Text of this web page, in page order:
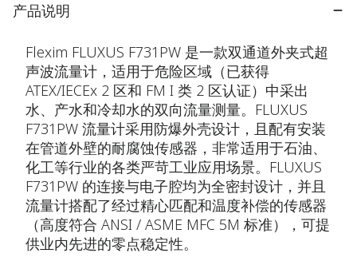
产品说明
Flexim FLUXUS F731PW 是一款双通道外夹式超
声波流量计，适用于危险区域（已获得
ATEX/IECEx 2 区和 FM I 类 2 区认证）中采出
水、产水和冷却水的双向流量测量。FLUXUS
F731PW 流量计采用防爆外壳设计，且配有安装
在管道外壁的耐腐蚀传感器，非常适用于石油、
化工等行业的各类严苛工业应用场景。FLUXUS
F731PW 的连接与电子腔均为全密封设计，并且
流量计搭配了经过精心匹配和温度补偿的传感器
（高度符合 ANSI / ASME MFC 5M 标准），可提
供业内先进的零点稳定性。